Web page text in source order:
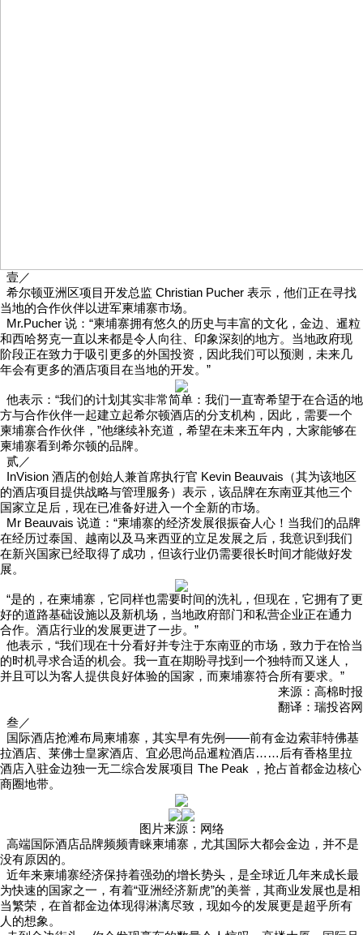
壹／
希尔顿亚洲区项目开发总监 Christian Pucher 表示，他们正在寻找
当地的合作伙伴以进军柬埔寨市场。
Mr.Pucher 说：“柬埔寨拥有悠久的历史与丰富的文化，金边、暹粒
和西哈努克一直以来都是令人向往、印象深刻的地方。当地政府现
阶段正在致力于吸引更多的外国投资，因此我们可以预测，未来几
年会有更多的酒店项目在当地的开发。”
他表示：“我们的计划其实非常简单：我们一直寄希望于在合适的地
方与合作伙伴一起建立起希尔顿酒店的分支机构，因此，需要一个
柬埔寨合作伙伴，”他继续补充道，希望在未来五年内，大家能够在
柬埔寨看到希尔顿的品牌。
贰／
InVision 酒店的创始人兼首席执行官 Kevin Beauvais（其为该地区
的酒店项目提供战略与管理服务）表示，该品牌在东南亚其他三个
国家立足后，现在已准备好进入一个全新的市场。
Mr Beauvais 说道：“柬埔寨的经济发展很振奋人心！当我们的品牌
在经历过泰国、越南以及马来西亚的立足发展之后，我意识到我们
在新兴国家已经取得了成功，但该行业仍需要很长时间才能做好发
展。
“是的，在柬埔寨，它同样也需要时间的洗礼，但现在，它拥有了更
好的道路基础设施以及新机场，当地政府部门和私营企业正在通力
合作。酒店行业的发展更进了一步。”
他表示，“我们现在十分看好并专注于东南亚的市场，致力于在恰当
的时机寻求合适的机会。我一直在期盼寻找到一个独特而又迷人，
并且可以为客人提供良好体验的国家，而柬埔寨符合所有要求。”
来源：高棉时报
翻译：瑞投咨网
叁／
国际酒店抢滩布局柬埔寨，其实早有先例——前有金边索菲特佛基
拉酒店、莱佛士皇家酒店、宜必思尚品暹粒酒店……后有香格里拉
酒店入驻金边独一无二综合发展项目 The Peak ，抢占首都金边核心
商圈地带。
图片来源：网络
高端国际酒店品牌频频青睐柬埔寨，尤其国际大都会金边，并不是
没有原因的。
近年来柬埔寨经济保持着强劲的增长势头，是全球近几年来成长最
为快速的国家之一，有着“亚洲经济新虎”的美誉，其商业发展也是相
当繁荣，在首都金边体现得淋漓尽致，现如今的发展更是超乎所有
人的想象。